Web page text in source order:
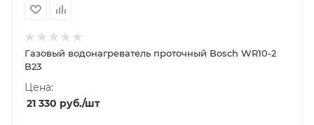
Газовый водонагреватель проточный Bosch WR10-2
B23
Цена:
21 330 руб./шт